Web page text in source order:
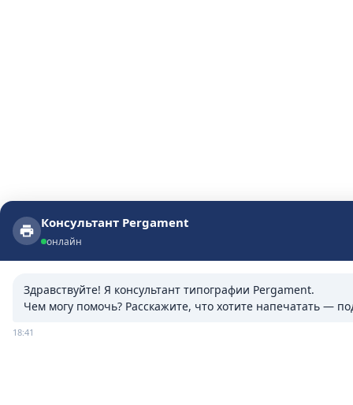
Консультант Pergament
онлайн
Здравствуйте! Я консультант типографии Pergament.
Чем могу помочь? Расскажите, что хотите напечатать —
18:41
Консультант Pergament